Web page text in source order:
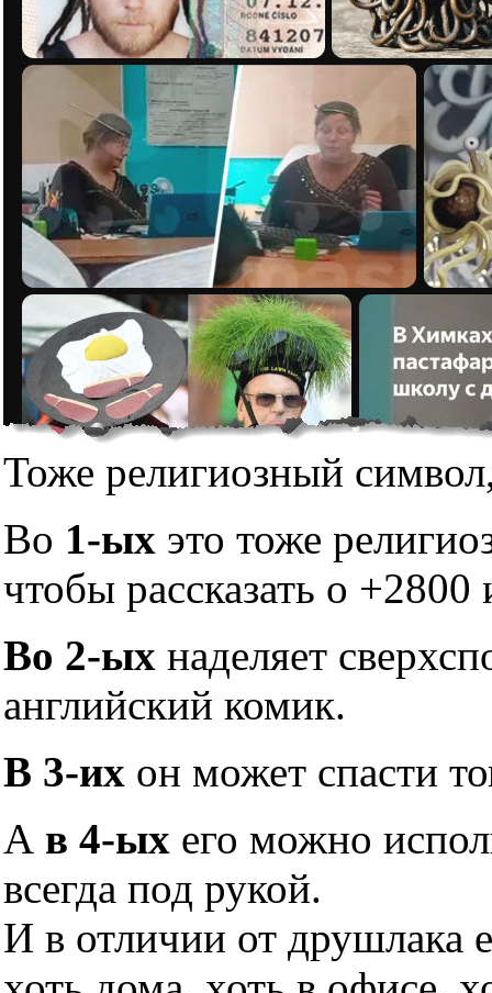
Тоже религиозный
Во 1-ых это тоже
чтобы рассказать о +2800
Во 2-ых наделяет
английский комик.
В 3-их он может спасти
А в 4-ых его можно
всегда под рукой.
И в отличии от друшлака